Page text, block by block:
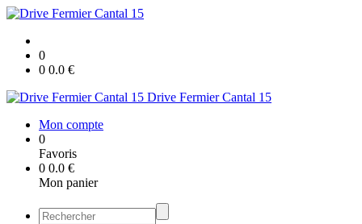
0
0 0.0 €
Drive Fermier Cantal 15
Mon compte
0
Favoris
0 0.0 €
Mon panier